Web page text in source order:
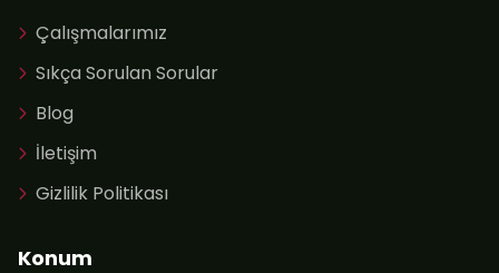
Çalışmalarımız
Sıkça Sorulan Sorular
Blog
İletişim
Gizlilik Politikası
Konum